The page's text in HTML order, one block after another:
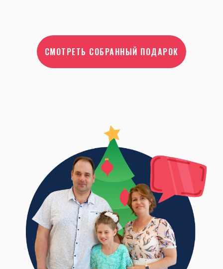
СМОТРЕТЬ СОБРАННЫЙ ПОДАРОК